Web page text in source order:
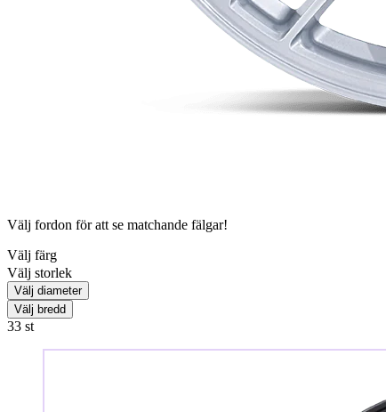
Välj fordon för att se matchande fälgar!
Välj färg
Välj storlek
Välj diameter
Välj bredd
33 st